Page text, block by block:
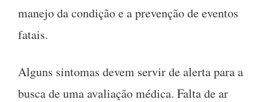
manejo da condição e a prevenção de eventos
fatais.
Alguns sintomas devem servir de alerta para a
busca de uma avaliação médica. Falta de ar